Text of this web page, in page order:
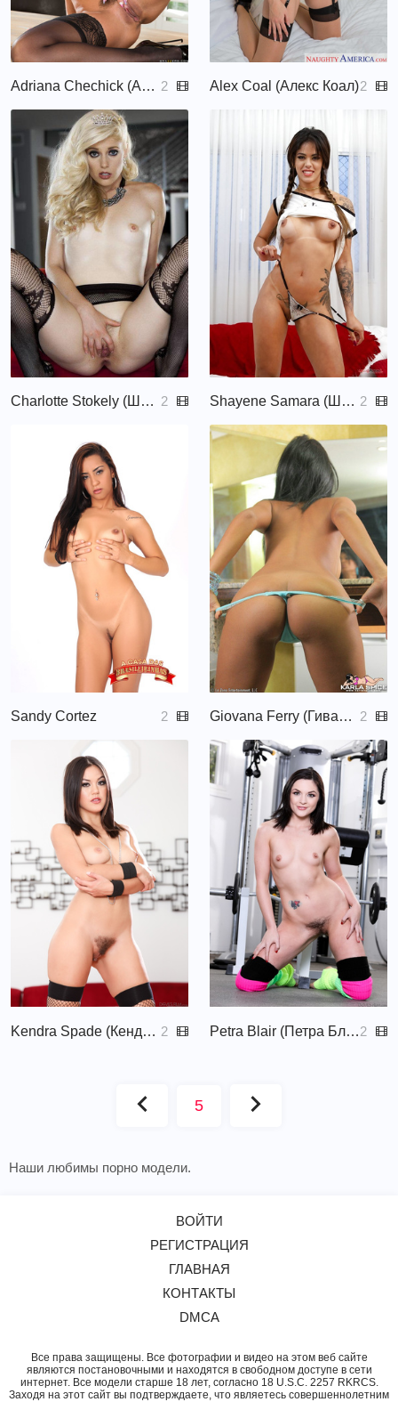
Adriana Chechick (Адриана Чечик, Adriana Chechick, Adrianna Chechik) 2 Alex Coal (Алекс Коал)2
Charlotte Stokely (Шарлотта Стокли, Charlotte Stokley, Charlotte Sokely, Charlotte,) 2 Shayene Samara (Шайенн Самара, Shaiane Samara, Shayene Samara) 2
Sandy Cortez 2 Giovana Ferry (Гивана Ферри) 2
Kendra Spade (Кендра Спейд) 2 Petra Blair (Петра Блэр, Petra)2
5
Наши любимы порно модели.
ВОЙТИ
РЕГИСТРАЦИЯ
ГЛАВНАЯ
КОНТАКТЫ
DMCA
Все права защищены. Все фотографии и видео на этом веб сайте
являются постановочными и находятся в свободном доступе в сети
интернет. Все модели старше 18 лет, согласно 18 U.S.C. 2257 RKRCS.
Заходя на этот сайт вы подтверждаете, что являетесь совершеннолетним